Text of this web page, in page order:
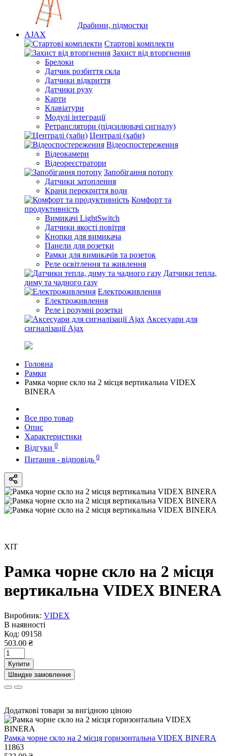
Драбини, підмостки
AJAX
Стартові комплекти
Захист від вторгнення
Брелоки
Датчик розбиття скла
Датчики відкриття
Датчики руху
Карти
Клавіатури
Модулі інтеграції
Ретранслятори (підсилювачі сигналу)
Централі (хаби)
Відеоспостереження
Відеокамери
Відеореєстратори
Запобігання потопу
Датчики затоплення
Крани перекриття води
Комфорт та
продуктивність
Вимикачі LightSwitch
Датчики якості повітря
Кнопки для вимикача
Панели для розетки
Рамки для вимикачів та розеток
Реле освітлення та живлення
Датчики тепла,
диму та чадного газу
Електроживлення
Електроживлення
Реле і розумні розетки
Аксесуари для
сигналізації Ajax
Головна
Рамки
Рамка чорне скло на 2 місця вертикальна VIDEX
BINERA
Все про товар
Опис
Характеристики
Відгуки 0
Питання - відповідь 0
ХІТ
Рамка чорне скло на 2 місця
вертикальна VIDEX BINERA
Виробник: VIDEX
В наявності
Код: 09158
503.00 ₴
Купити
Швидке замовлення
Додаткові товари за вигідною ціною
Рамка чорне скло на 2 місця горизонтальна VIDEX BINERA
11863